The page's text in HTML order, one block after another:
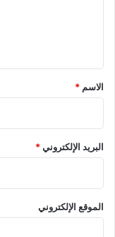
*
الاسم *
البريد الإلكتروني*
الموقع الإلكتروني